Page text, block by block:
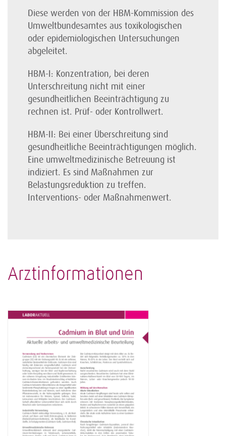
Diese werden von der HBM-Kommission des
Umweltbundesamtes aus toxikologischen
oder epidemiologischen Untersuchungen
abgeleitet.
HBM-I: Konzentration, bei deren
Unterschreitung nicht mit einer
gesundheitlichen Beeinträchtigung zu
rechnen ist. Prüf- oder Kontrollwert.
HBM-II: Bei einer Überschreitung sind
gesundheitliche Beeinträchtigungen möglich.
Eine umweltmedizinische Betreuung ist
indiziert. Es sind Maßnahmen zur
Belastungsreduktion zu treffen.
Interventions- oder Maßnahmenwert.
Arztinformationen